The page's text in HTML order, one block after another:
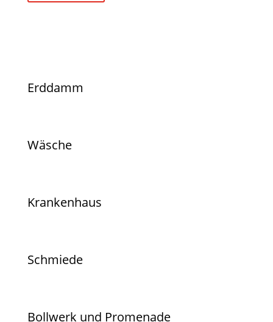
Erddamm
Wäsche
Krankenhaus
Schmiede
Bollwerk und Promenade